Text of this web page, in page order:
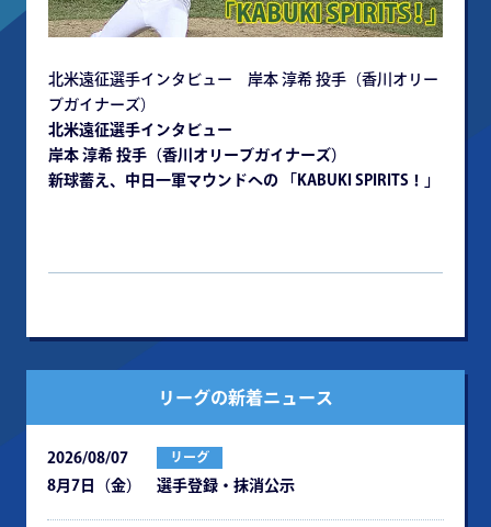
北米遠征選手インタビュー 岸本 淳希 投手（香川オリー
ブガイナーズ）
北米遠征選手インタビュー
岸本 淳希 投手（香川オリーブガイナーズ）
新球蓄え、中日一軍マウンドへの 「KABUKI SPIRITS！」
リーグの新着ニュース
2026/08/07 リーグ
8月7日（金） 選手登録・抹消公示